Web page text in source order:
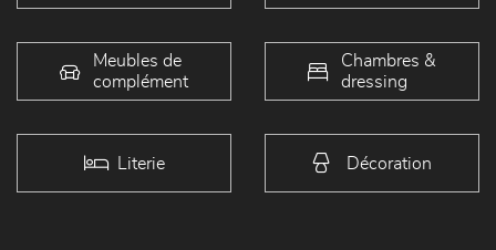
Meubles de
complément
Chambres &
dressing
Literie Décoration